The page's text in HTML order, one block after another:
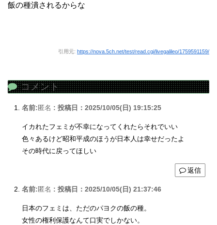
飯の種潰されるからな
引用元: https://nova.5ch.net/test/read.cgi/livegalileo/1759591159/
コメント
名前:匿名 : 投稿日：2025/10/05(日) 19:15:25
イカれたフェミが不幸になってくれたらそれでいい
色々あるけど昭和平成のほうが日本人は幸せだったよ
その時代に戻ってほしい
返信
名前:匿名 : 投稿日：2025/10/05(日) 21:37:46
日本のフェミは、ただのパヨクの飯の種。
女性の権利保護なんて口実でしかない。